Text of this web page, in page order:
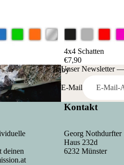
Baby
4x4 Schatten
€7,90
Unser Newsletter
E-Mail
deinen
Kontakt
Georg Nothdurfter
Haus 232d
6232 Münster